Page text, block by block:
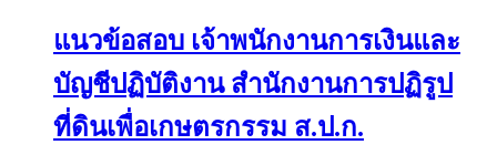
แนวข้อสอบ เจ้าพนักงานการเงินและ
บัญชีปฏิบัติงาน สำนักงานการปฏิรูป
ที่ดินเพื่อเกษตรกรรม ส.ป.ก.